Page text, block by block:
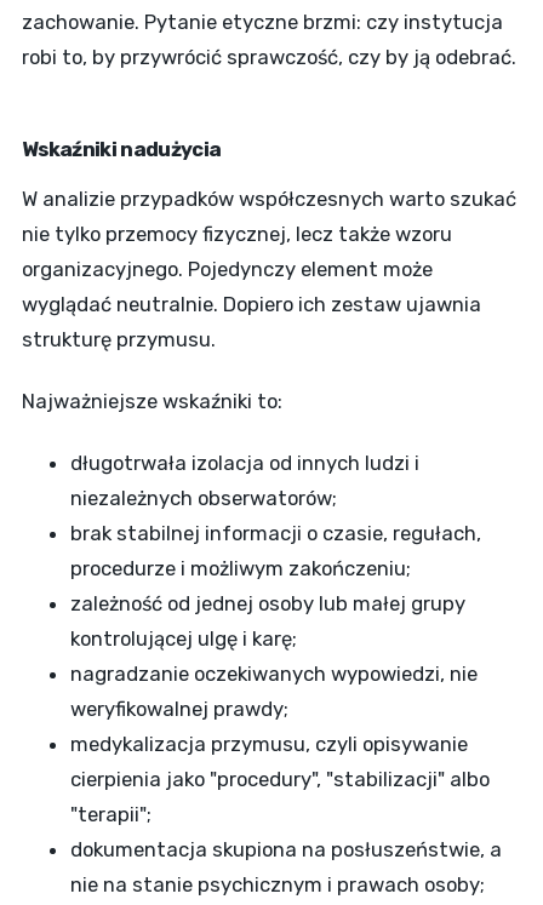
zachowanie. Pytanie etyczne brzmi: czy instytucja
robi to, by przywrócić sprawczość, czy by ją odebrać.
Wskaźniki nadużycia
W analizie przypadków współczesnych warto szukać
nie tylko przemocy fizycznej, lecz także wzoru
organizacyjnego. Pojedynczy element może
wyglądać neutralnie. Dopiero ich zestaw ujawnia
strukturę przymusu.
Najważniejsze wskaźniki to:
długotrwała izolacja od innych ludzi i
niezależnych obserwatorów;
brak stabilnej informacji o czasie, regułach,
procedurze i możliwym zakończeniu;
zależność od jednej osoby lub małej grupy
kontrolującej ulgę i karę;
nagradzanie oczekiwanych wypowiedzi, nie
weryfikowalnej prawdy;
medykalizacja przymusu, czyli opisywanie
cierpienia jako "procedury", "stabilizacji" albo
"terapii";
dokumentacja skupiona na posłuszeństwie, a
nie na stanie psychicznym i prawach osoby;